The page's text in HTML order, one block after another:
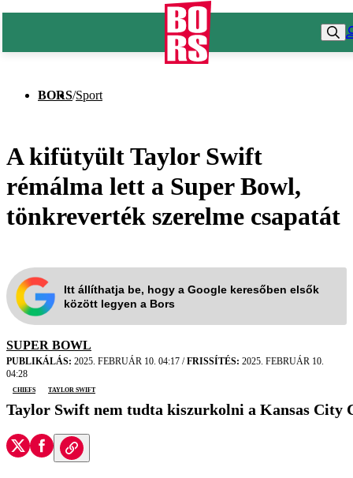
BORS/Sport
A kifütyült Taylor Swift
rémálma lett a Super Bowl,
tönkreverték szerelme csapatát
Itt állíthatja be, hogy a Google keresőben elsők
között legyen a Bors
SUPER BOWL
PUBLIKÁLÁS: 2025. FEBRUÁR 10. 04:17 /FRISSÍTÉS: 2025. FEBRUÁR 10.
04:28
Chiefs
Taylor Swift
Taylor Swift nem tudta kiszurkolni a Kansas City